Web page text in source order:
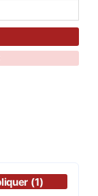
(1)